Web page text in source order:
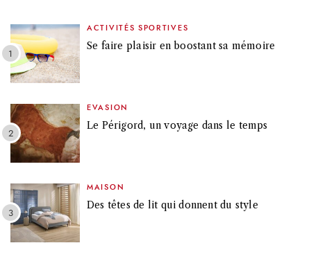
ACTIVITÉS SPORTIVES
Se faire plaisir en boostant sa mémoire
EVASION
Le Périgord, un voyage dans le temps
MAISON
Des têtes de lit qui donnent du style